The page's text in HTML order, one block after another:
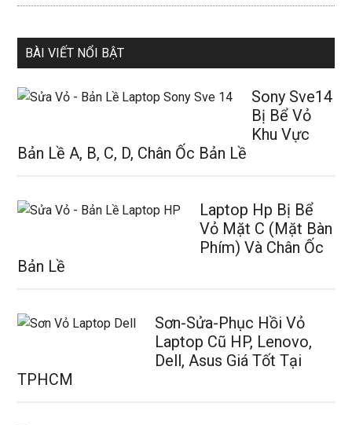
BÀI VIẾT NỔI BẬT
Sony Sve14
Bị Bể Vỏ
Khu Vực
Bản Lề A, B, C, D, Chân Ốc Bản Lề
Laptop Hp Bị Bể
Vỏ Mặt C (Mặt Bàn
Phím) Và Chân Ốc
Bản Lề
Sơn-Sửa-Phục Hồi Vỏ
Laptop Cũ HP, Lenovo,
Dell, Asus Giá Tốt Tại
TPHCM